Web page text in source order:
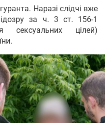
Наразі слідчі вже
за ч. 3 ст. 156-1
цілей)